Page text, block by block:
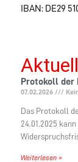
IBAN: DE29
Protokoll der
07.02.2026
Das Protokoll
24.01.2025
Weiterlesen »